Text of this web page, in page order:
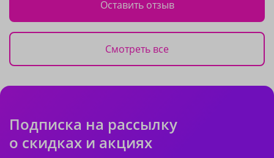
Оставить отзыв
Смотреть все
Подписка на рассылку
о скидках и акциях